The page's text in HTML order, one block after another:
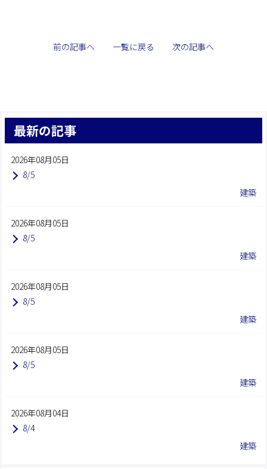
前の記事へ 一覧に戻る 次の記事へ
最新の記事
2026年08月05日
8/5
建築
2026年08月05日
8/5
建築
2026年08月05日
8/5
建築
2026年08月05日
8/5
建築
2026年08月04日
8/4
建築